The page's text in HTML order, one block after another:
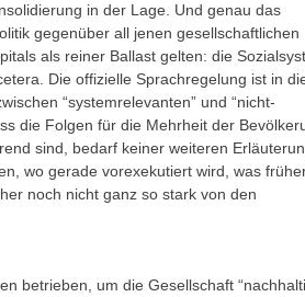
in der Lage. Und genau das
gegenüber all jenen gesellschaftlichen
als reiner Ballast gelten: die
Die offizielle Sprachregelung ist in
“systemrelevanten” und “nicht-
die Folgen für die Mehrheit der
sind, bedarf keiner weiteren
wo gerade vorexekutiert wird, was
noch nicht ganz so stark von den
betrieben, um die Gesellschaft